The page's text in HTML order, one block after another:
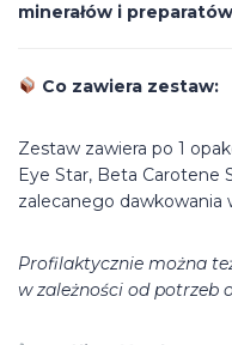
minerałów i
Co zawiera zestaw:
Zestaw zawiera po 1
Eye Star, Beta Carotene
zalecanego dawkowania
Profilaktycznie można
w zależności od potrzeb